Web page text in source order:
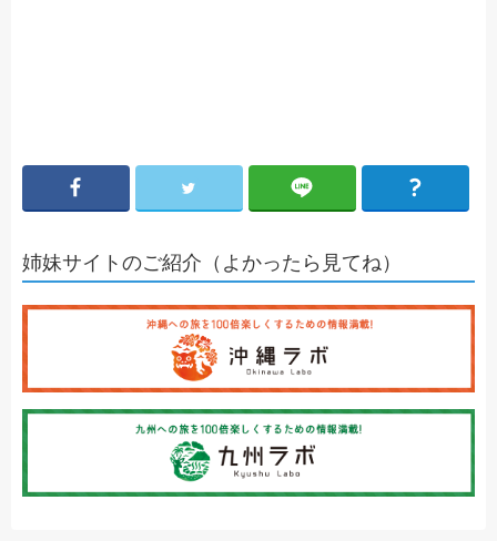
姉妹サイトのご紹介（よかったら見てね）